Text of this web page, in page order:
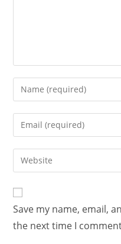
Save my name, email,
the next time I